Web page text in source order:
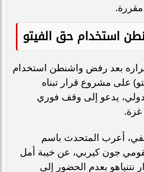
استخدام حق الفيتو
قراره بعد رفض واشنطن استخدام
على مشروع قرار تبناه
يدعو إلى وقف فوري
غزة.
أعرب المتحدث باسم
جون كيربي، عن خيبة أمل
نتنياهو بعدم الحضور إلى